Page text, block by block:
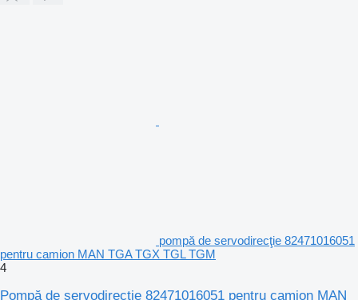
pompă de servodirecţie 82471016051
pentru camion MAN TGA TGX TGL TGM
4
Pompă de servodirecţie 82471016051 pentru camion MAN